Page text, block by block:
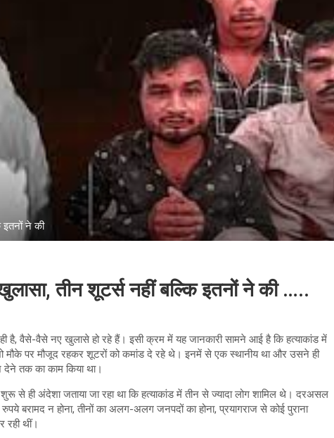
इतनों ने की
तीन शूटर्स नहीं बल्कि इतनों ने की …..
वैसे-वैसे नए खुलासे हो रहे हैं। इसी क्रम में यह जानकारी सामने आई है कि हत्याकांड में
मौके पर मौजूद रहकर शूटरों को कमांड दे रहे थे। इनमें से एक स्थानीय था और उसने ही
तक का काम किया था।
से ही अंदेशा जताया जा रहा था कि हत्याकांड में तीन से ज्यादा लोग शामिल थे। दरअसल
बरामद न होना, तीनों का अलग-अलग जनपदों का होना, प्रयागराज से कोई पुराना
रही थीं।